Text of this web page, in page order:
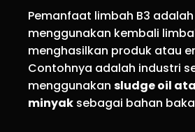
Pemanfaat limbah B3
menggunakan kembali
menghasilkan produk atau
Contohnya adalah industri
menggunakan sludge oil
minyak sebagai bahan